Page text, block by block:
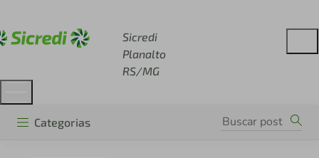
Sicredi
Planalto
RS/MG
Categorias